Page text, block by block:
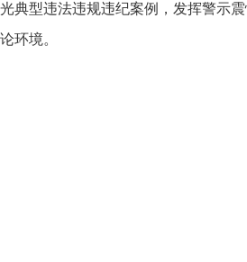
典型违法违规违纪案例，发挥警示
环境。